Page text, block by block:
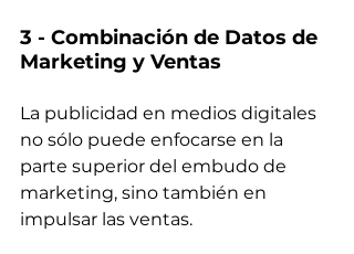
3 - Combinación de Datos de
Marketing y Ventas
La publicidad en medios digitales
no sólo puede enfocarse en la
parte superior del embudo de
marketing, sino también en
impulsar las ventas.